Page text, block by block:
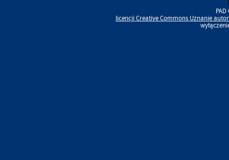
licencjiCreative Commons Uznanie